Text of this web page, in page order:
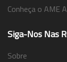
Conheça o AME
Siga-Nos Nas
Sobre